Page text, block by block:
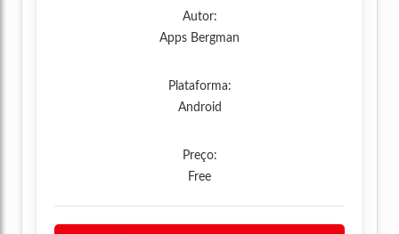
Autor:
Apps Bergman
Plataforma:
Android
Preço:
Free